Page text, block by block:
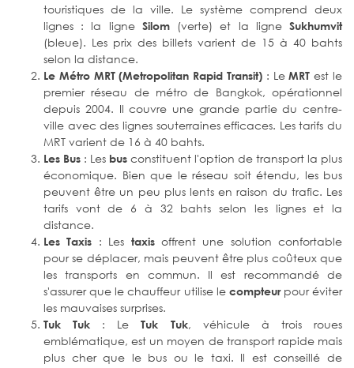
touristiques de la ville. Le système comprend deux
lignes : la ligne Silom(verte) et la ligneSukhumvit
(bleue). Les prix des billets varient de 15 à 40 bahts
selon la distance.
Le Métro MRT (Metropolitan Rapid Transit) : LeMRT est le
premier réseau de métro de Bangkok, opérationnel
depuis 2004. Il couvre une grande partie du centre-
ville avec des lignes souterraines efficaces. Les tarifs du
MRT varient de 16 à 40 bahts.
Les Bus : Les bus constituent l'option de transport la plus
économique. Bien que le réseau soit étendu, les bus
peuvent être un peu plus lents en raison du trafic. Les
tarifs vont de 6 à 32 bahts selon les lignes et la
distance.
Les Taxis : Les taxisoffrent une solution confortable
pour se déplacer, mais peuvent être plus coûteux que
les transports en commun. Il est recommandé de
s'assurer que le chauffeur utilise le compteurpour éviter
les mauvaises surprises.
Tuk Tuk : LeTuk Tuk, véhicule à trois roues
emblématique, est un moyen de transport rapide mais
plus cher que le bus ou le taxi. Il est conseillé de